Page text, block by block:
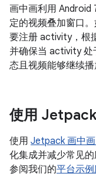
画中画利用 Android
定的视频叠加窗口
要注册 activity，根
并确保当 activity 处
态且视频能够继续播
使用
使用 Jetpack 画中
化集成并减少常见
参阅我们的平台示